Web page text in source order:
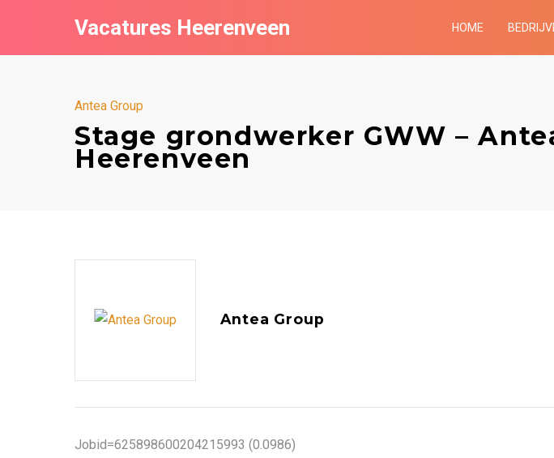
Vacatures Heerenveen HOME
Antea Group
Stage grondwerker GWW –
Heerenveen
Antea Group
Jobid=625898600204215993 (0.0986)